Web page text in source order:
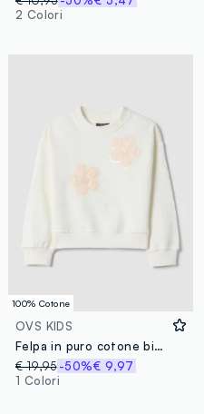
2 Colori
100% Cotone
OVS KIDS
Felpa in puro cotone bianca da bambina regular fit con ricami floreali
€ 19,95 -50%€ 9,97
1 Colori